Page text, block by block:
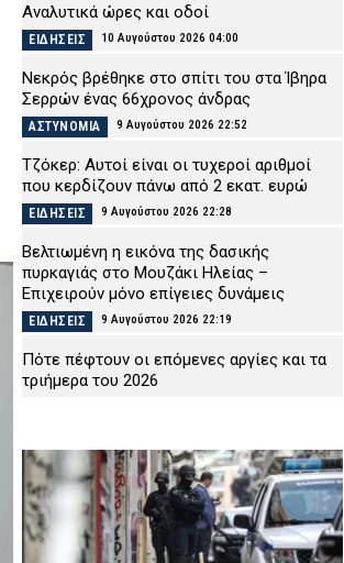
Αναλυτικά ώρες και οδοί
ΕΙΔΗΣΕΙΣ 10 Αυγούστου 2026 04:00
Νεκρός βρέθηκε στο σπίτι του στα Ίβηρα
Σερρών ένας 66χρονος άνδρας
ΑΣΤΥΝΟΜΙΑ 9 Αυγούστου 2026 22:52
Τζόκερ: Αυτοί είναι οι τυχεροί αριθμοί
που κερδίζουν πάνω από 2 εκατ. ευρώ
ΕΙΔΗΣΕΙΣ 9 Αυγούστου 2026 22:28
Βελτιωμένη η εικόνα της δασικής
πυρκαγιάς στο Μουζάκι Ηλείας –
Επιχειρούν μόνο επίγειες δυνάμεις
ΕΙΔΗΣΕΙΣ 9 Αυγούστου 2026 22:19
Πότε πέφτουν οι επόμενες αργίες και τα
τριήμερα του 2026
Συνελήφθησαν δύο άτομα για πρόκληση
πυρκαγιών από αμέλεια σε Μαρούσι και
Χίο – Ο ένας έκανε μπάρμπεκιου δίπλα στο
δάσος
ΑΣΤΥΝΟΜΙΑ 9 Αυγούστου 2026 21:42